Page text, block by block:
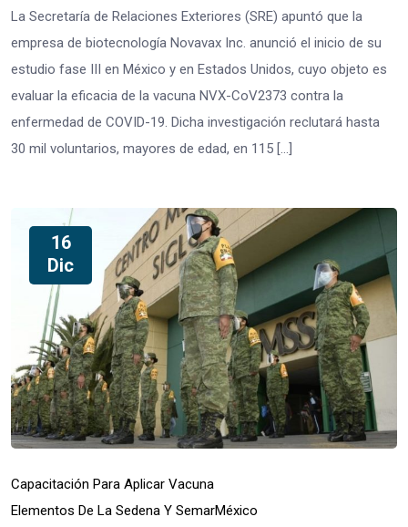
La Secretaría de Relaciones Exteriores (SRE) apuntó que la
empresa de biotecnología Novavax Inc. anunció el inicio de su
estudio fase III en México y en Estados Unidos, cuyo objeto es
evaluar la eficacia de la vacuna NVX-CoV2373 contra la
enfermedad de COVID-19. Dicha investigación reclutará hasta
30 mil voluntarios, mayores de edad, en 115 […]
16
Dic
Capacitación Para Aplicar Vacuna
Elementos De La Sedena Y SemarMéxico